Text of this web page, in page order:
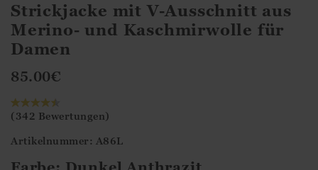
Strickjacke mit V-Ausschnitt aus
Merino- und Kaschmirwolle für
Damen
85.00€
(342 Bewertungen)
Artikelnummer: A86L